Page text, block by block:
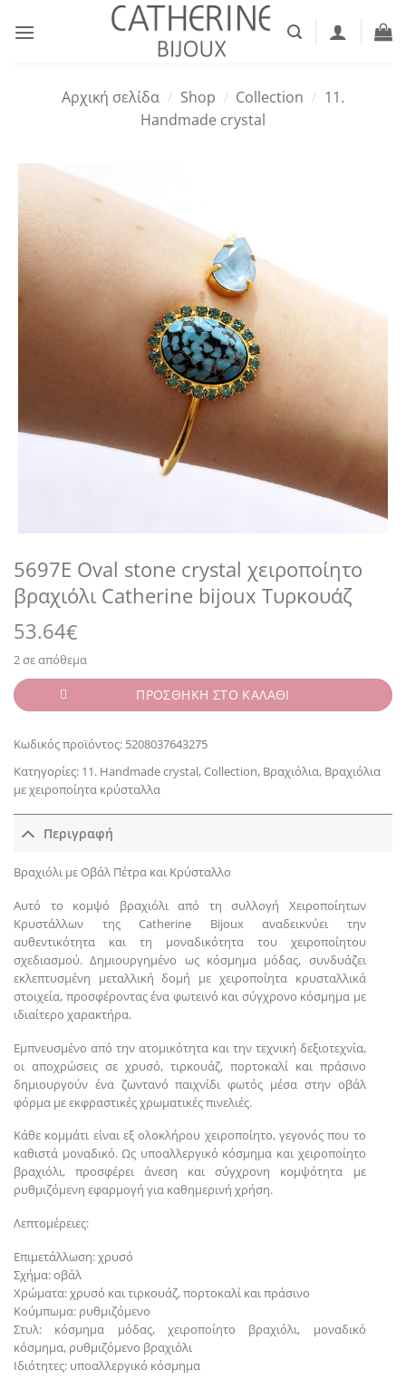
στο
Αρχική σελίδα / Shop / Collection / 11.
Handmade crystal
5697E Oval stone crystal χειροποίητο
βραχιόλι Catherine bijoux Τυρκουάζ
53.64€
2 σε απόθεμα
ΠΡΟΣΘΗΚΗ ΣΤΟ ΚΑΛΑΘΙ
Κωδικός προϊόντος: 5208037643275
Κατηγορίες: 11. Handmade crystal,Collection, Βραχιόλια, Βραχιόλια
με χειροποίητα κρύσταλλα
Περιγραφή
Βραχιόλι με Οβάλ Πέτρα και Κρύσταλλο
Αυτό το κομψό βραχιόλι από τη συλλογή Χειροποίητων
Κρυστάλλων της Catherine Bijoux αναδεικνύει την
αυθεντικότητα και τη μοναδικότητα του χειροποίητου
σχεδιασμού. Δημιουργημένο ως κόσμημα μόδας, συνδυάζει
εκλεπτυσμένη μεταλλική δομή με χειροποίητα κρυσταλλικά
στοιχεία, προσφέροντας ένα φωτεινό και σύγχρονο κόσμημα με
ιδιαίτερο χαρακτήρα.
Εμπνευσμένο από την ατομικότητα και την τεχνική δεξιοτεχνία,
οι αποχρώσεις σε χρυσό, τιρκουάζ, πορτοκαλί και πράσινο
δημιουργούν ένα ζωντανό παιχνίδι φωτός μέσα στην οβάλ
φόρμα με εκφραστικές χρωματικές πινελιές.
Κάθε κομμάτι είναι εξ ολοκλήρου χειροποίητο, γεγονός που το
καθιστά μοναδικό. Ως υποαλλεργικό κόσμημα και χειροποίητο
βραχιόλι, προσφέρει άνεση και σύγχρονη κομψότητα με
ρυθμιζόμενη εφαρμογή για καθημερινή χρήση.
Λεπτομέρειες:
Επιμετάλλωση: χρυσό
Σχήμα: οβάλ
Χρώματα: χρυσό και τιρκουάζ, πορτοκαλί και πράσινο
Κούμπωμα: ρυθμιζόμενο
Στυλ: κόσμημα μόδας, χειροποίητο βραχιόλι, μοναδικό
κόσμημα, ρυθμιζόμενο βραχιόλι
Ιδιότητες: υποαλλεργικό κόσμημα